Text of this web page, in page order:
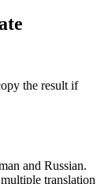
the result if
and Russian.
translation